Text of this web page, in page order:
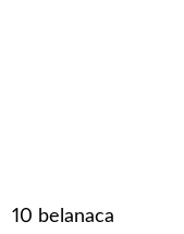
10 belanaca